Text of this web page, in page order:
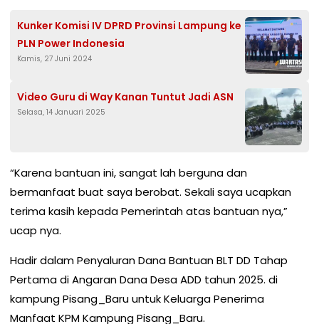
Kunker Komisi IV DPRD Provinsi Lampung ke
PLN Power Indonesia
Kamis, 27 Juni 2024
Video Guru di Way Kanan Tuntut Jadi ASN
Selasa, 14 Januari 2025
“Karena bantuan ini, sangat lah berguna dan
bermanfaat buat saya berobat. Sekali saya ucapkan
terima kasih kepada Pemerintah atas bantuan nya,”
ucap nya.
Hadir dalam Penyaluran Dana Bantuan BLT DD Tahap
Pertama di Angaran Dana Desa ADD tahun 2025. di
kampung Pisang_Baru untuk Keluarga Penerima
Manfaat KPM Kampung Pisang_Baru.